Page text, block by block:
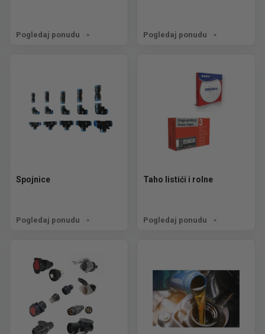
Pogledaj ponudu Pogledaj ponudu
Spojnice
Pogledaj ponudu
Taho listići i rolne
Pogledaj ponudu